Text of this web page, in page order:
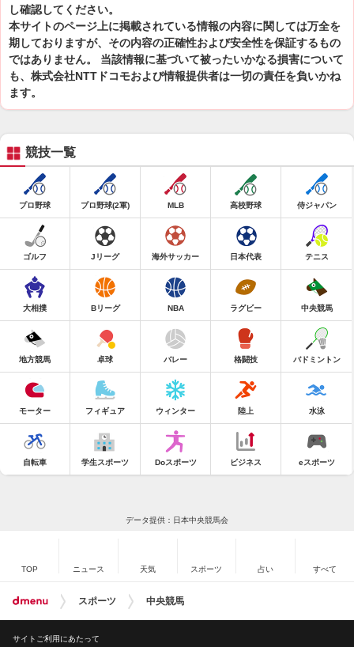
し確認してください。
本サイトのページ上に掲載されている情報の内容に関しては万全を
期しておりますが、その内容の正確性および安全性を保証するもの
ではありません。 当該情報に基づいて被ったいかなる損害について
も、株式会社NTTドコモおよび情報提供者は一切の責任を負いかね
ます。
競技一覧
プロ野球 プロ野球(2軍) MLB 高校野球 侍ジャパン
ゴルフ Jリーグ 海外サッカー 日本代表 テニス
大相撲 Bリーグ NBA ラグビー 中央競馬
地方競馬 卓球 バレー 格闘技 バドミントン
モーター フィギュア ウィンター 陸上 水泳
自転車 学生スポーツ Doスポーツ ビジネス eスポーツ
データ提供：日本中央競馬会
TOP ニュース 天気 スポーツ 占い すべて
スポーツ 中央競馬
サイトご利用にあたって